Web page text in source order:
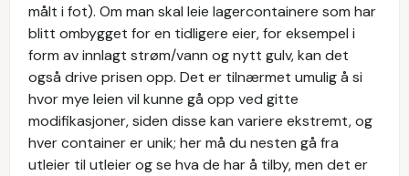
målt i fot). Om man skal leie lagercontainere som har
blitt ombygget for en tidligere eier, for eksempel i
form av innlagt strøm/vann og nytt gulv, kan det
også drive prisen opp. Det er tilnærmet umulig å si
hvor mye leien vil kunne gå opp ved gitte
modifikasjoner, siden disse kan variere ekstremt, og
hver container er unik; her må du nesten gå fra
utleier til utleier og se hva de har å tilby, men det er